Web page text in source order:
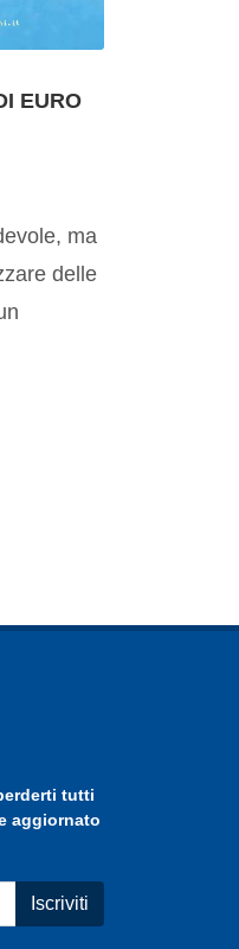
EURO
ma
delle
tutti
aggiornato
Iscriviti